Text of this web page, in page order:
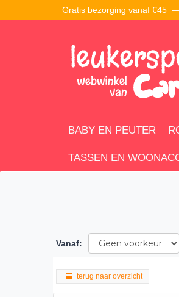
Gratis bezorging vanaf €45
BABY EN PEUTER
TASSEN EN
Vanaf:
terug naar overzicht